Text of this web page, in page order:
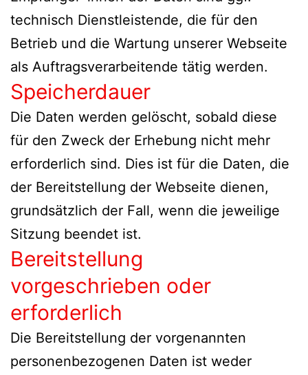
technisch Dienstleistende, die für den
Betrieb und die Wartung unserer Webseite
als Auftragsverarbeitende tätig werden.
Speicherdauer
Die Daten werden gelöscht, sobald diese
für den Zweck der Erhebung nicht mehr
erforderlich sind. Dies ist für die Daten, die
der Bereitstellung der Webseite dienen,
grundsätzlich der Fall, wenn die jeweilige
Sitzung beendet ist.
Bereitstellung
vorgeschrieben oder
erforderlich
Die Bereitstellung der vorgenannten
personenbezogenen Daten ist weder